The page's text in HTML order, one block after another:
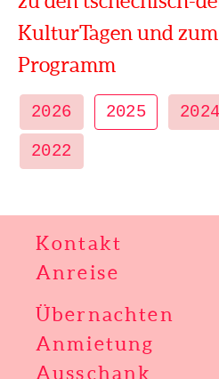
KulturTagen und
Programm
2026 2025 2024
2022
Kontakt
Anreise
Übernachten
Anmietung
Ausschank